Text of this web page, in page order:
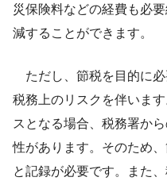
災保険料などの経費も必
減することができます。
ただし、節税を目的に
税務上のリスクを伴いま
スとなる場合、税務署か
性があります。そのため
と記録が必要です。また